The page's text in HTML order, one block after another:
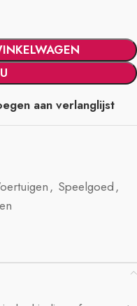
aan verlanglijst
, Speelgoed,